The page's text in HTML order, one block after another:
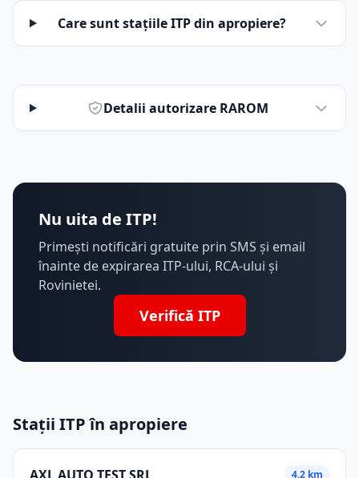
Care sunt stațiile ITP din apropiere?
Detalii autorizare RAROM
Nu uita de ITP!
Primești notificări gratuite prin SMS și email
înainte de expirarea ITP-ului, RCA-ului și
Rovinietei.
Verifică ITP
Stații ITP în apropiere
4.2 km